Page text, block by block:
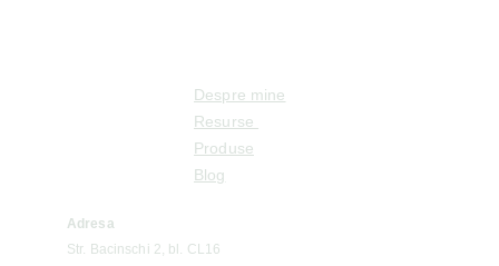
Despre mine
Resurse
Produse
Blog
Adresa
Str. Bacinschi 2, bl. CL16